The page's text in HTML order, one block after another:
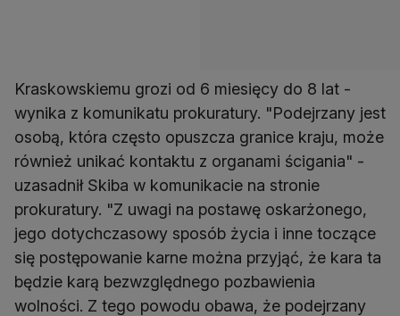
Kraskowskiemu grozi od 6 miesięcy do 8 lat -
wynika z komunikatu prokuratury. "Podejrzany jest
osobą, która często opuszcza granice kraju, może
również unikać kontaktu z organami ścigania" -
uzasadnił Skiba w komunikacie na stronie
prokuratury. "Z uwagi na postawę oskarżonego,
jego dotychczasowy sposób życia i inne toczące
się postępowanie karne można przyjąć, że kara ta
będzie karą bezwzględnego pozbawienia
wolności. Z tego powodu obawa, że podejrzany